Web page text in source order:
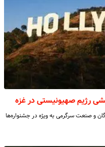
رژیم صهیونیستی در غزه
و صنعت سرگرمی به ویژه در جشنواره‌ها